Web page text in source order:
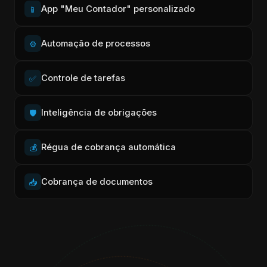
📱 App "Meu Contador" personalizado
⚙️ Automação de processos
✅ Controle de tarefas
🛡️ Inteligência de obrigações
💰 Régua de cobrança automática
📥 Cobrança de documentos